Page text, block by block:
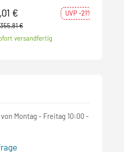
36°, schwarz
€
UVP -21%
355,81 €
versandfertig
Montag - Freitag 10:00 -